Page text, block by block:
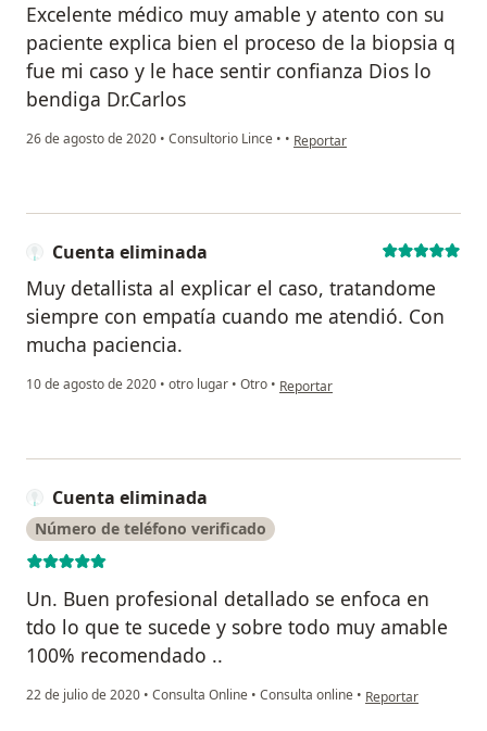
Excelente médico muy amable y atento con su
paciente explica bien el proceso de la biopsia q
fue mi caso y le hace sentir confianza Dios lo
bendiga Dr.Carlos
26 de agosto de 2020 • Consultorio Lince • • en opinión del usuario Cuenta
Reportar
Cuenta eliminada
Muy detallista al explicar el caso, tratandome
siempre con empatía cuando me atendió. Con
mucha paciencia.
10 de agosto de 2020 • otro lugar • Otro • en opinión del usuario Cuenta
Reportar
Cuenta eliminada
Número de teléfono verificado
Un. Buen profesional detallado se enfoca en
tdo lo que te sucede y sobre todo muy amable
100% recomendado ..
22 de julio de 2020 • Consulta Online • Consulta online • en opinión del
Reportar